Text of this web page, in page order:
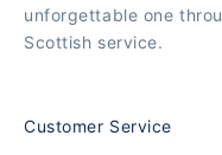
unforgettable one
Scottish service.
Customer Service